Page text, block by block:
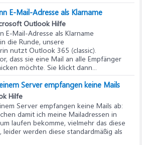
E-Mail-Adresse als Klarname
Outlook Hilfe
Mail-Adresse als Klarname
die Runde, unsere
nutzt Outlook 365 (classic).
dass sie eine Mail an alle Empfänger
möchte. Sie klickt dann...
Server empfangen keine Mails
Hilfe
Server empfangen keine Mails ab:
damit ich meine Mailadressen in
laufen bekomme, vielmehr das diese
leider werden diese standardmäßig als